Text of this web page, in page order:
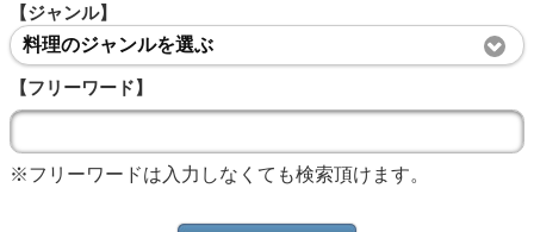
【ジャンル】
料理のジャンルを選ぶ
【フリーワード】
※フリーワードは入力しなくても検索頂けます。